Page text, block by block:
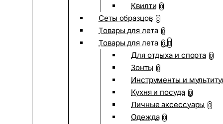
Квилти 0
Сеты образцов 0
Товары для лета 0
Товары для лета 0
Для отдыха и спорта 0
Зонты 0
Инструменты и
Кухня и посуда 0
Личные аксессуары 0
Одежда 0